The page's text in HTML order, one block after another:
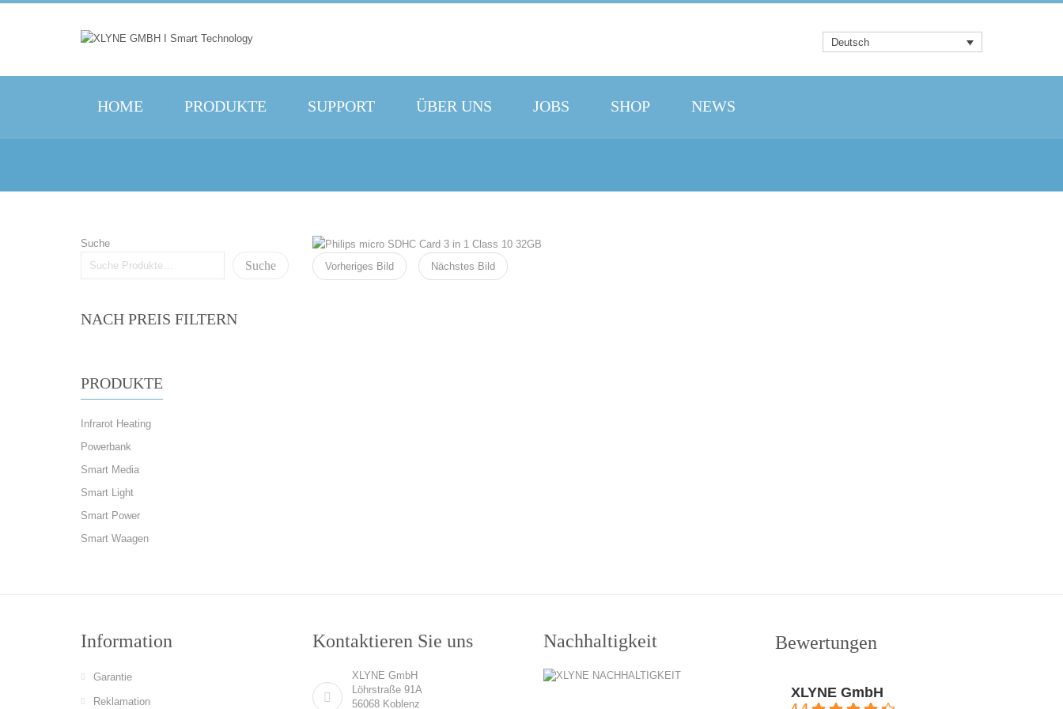
Deutsch
HOME PRODUKTE SUPPORT ÜBER UNS JOBS SHOP NEWS
Suche
Suche
NACH PREIS FILTERN
PRODUKTE
Infrarot Heating
Powerbank
Smart Media
Smart Light
Smart Power
Smart Waagen
Vorheriges Bild Nächstes Bild
Information
Garantie
Reklamation
Kontaktieren Sie uns
XLYNE GmbH
Löhrstraße 91A
56068 Koblenz
Nachhaltigkeit Bewertungen
XLYNE GmbH